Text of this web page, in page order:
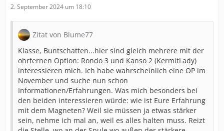
2. September 2024 um 18:10
Zitat von Blume77
Klasse, Buntschatten...hier sind gleich mehrere mit der
ohrfernen Option: Rondo 3 und Kanso 2 (KermitLady)
interessieren mich. Ich habe wahrscheinlich eine OP im
November und suche nun schon
Informationen/Erfahrungen. Was mich besonders bei
den beiden interessieren würde: wie ist Eure Erfahrung
mit dem Magneten? Weil sie müssen ja etwas stärker
sein, nehme ich mal an, weil es alles halten muss. Reizt